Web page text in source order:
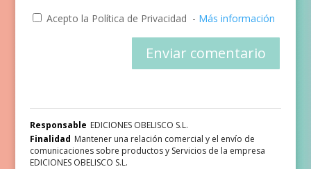
Acepto la Política de Privacidad - Más información
Responsable EDICIONES OBELISCO S.L.
Finalidad Mantener una relación comercial y el envío de
comunicaciones sobre productos y Servicios de la empresa
EDICIONES OBELISCO S.L.